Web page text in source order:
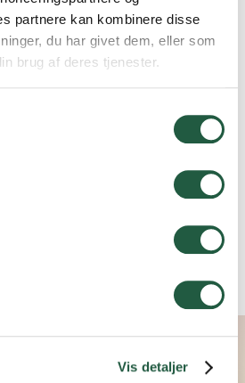
partnere kan kombinere disse
du har givet dem, eller som
brug af deres tjenester.
Vis detaljer
besøgte dyrskuet i